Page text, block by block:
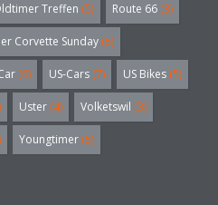
Treffen (5) Route 66 (3)
Corvette Sunday (5)
(6) US-Cars (7) US Bikes (5)
Uster (4) Volketswil (3)
Youngtimer (5)